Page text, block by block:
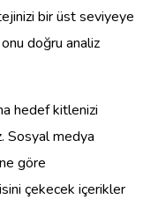
bir üst seviyeye
doğru analiz
hedef kitlenizi
Sosyal medya
göre
çekecek içerikler